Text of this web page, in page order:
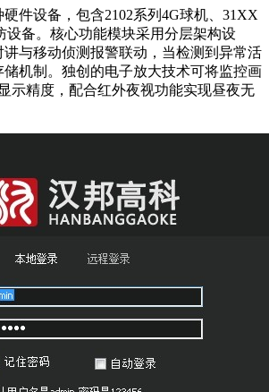
件设备，包含2102系列4G球机、31XX
设备。核心功能模块采用分层架构设
与移动侦测报警联动，当检测到异常活
机制。独创的电子放大技术可将监控画
示精度，配合红外夜视功能实现昼夜无